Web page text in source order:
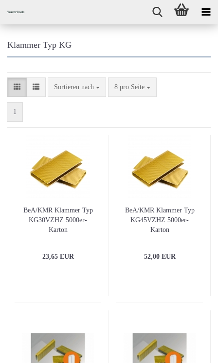
Klammer Typ KG
Sortieren nach
Sortieren nach 8 pro Seite
pro Seite
1
BeA/KMR Klammer Typ
KG30VZHZ 5000er-
Karton
23,65 EUR
BeA/KMR Klammer Typ
KG45VZHZ 5000er-
Karton
52,00 EUR